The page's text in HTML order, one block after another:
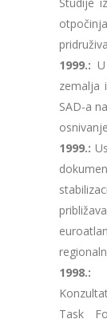
1999.:
zemalja
SAD-a
1999.:
1998.:
Task